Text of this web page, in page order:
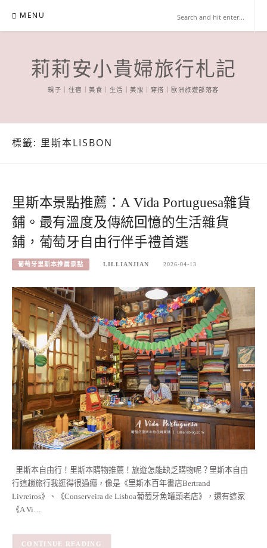
content
MENU
莉莉安小貴婦旅行札記
親子｜住宿｜美食｜生活｜美妝｜穿搭｜歐洲旅遊部落客
標籤: 里斯本LISBON
里斯本景點推薦：A Vida Portuguesa雜貨
鋪。最有溫度及傳統回憶的生活雜貨
鋪，葡萄牙自由行伴手禮首選
葡萄牙里斯本推薦景點 LILLIANJIAN 2026-04-13
里斯本自由行！里斯本購物推薦！旅遊怎能缺乏購物呢？里斯本自由
行這趟旅行我逛得很過癮，像是《里斯本百年書店Bertrand
Livreiros》、《Conserveira de Lisboa葡萄牙魚罐頭老店》，還有這家
《A Vi…
CONTINUE READING